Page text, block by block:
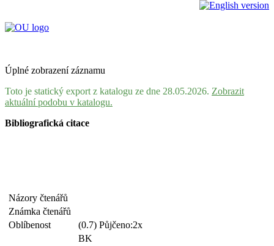
Úplné zobrazení záznamu
Toto je statický export z katalogu ze dne 28.05.2026. Zobrazit
aktuální podobu v katalogu.
Bibliografická citace
Názory čtenářů
Známka čtenářů
Oblíbenost
(0.7) Půjčeno:2x
BK